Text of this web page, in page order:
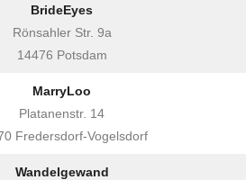
BrideEyes
Rönsahler Str. 9a
14476 Potsdam
MarryLoo
Platanenstr. 14
Fredersdorf-Vogelsdorf
Wandelgewand